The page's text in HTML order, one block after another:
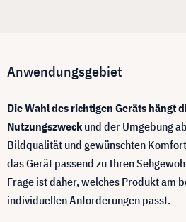
Anwendungsgebiet
Die Wahl des richtigen Geräts hängt
Nutzungszweck und der Umgebung
Bildqualität und gewünschten
das Gerät passend zu Ihren
Frage ist daher, welches Produkt am
individuellen Anforderungen passt.